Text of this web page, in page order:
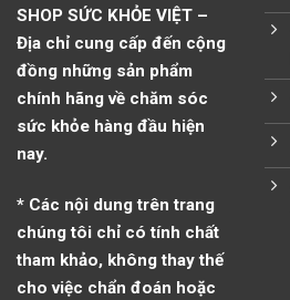
SHOP SỨC KHỎE VIỆT –
Địa chỉ cung cấp đến cộng
đồng những sản phẩm
chính hãng về chăm sóc
sức khỏe hàng đầu hiện
nay.
* Các nội dung trên trang
chúng tôi chỉ có tính chất
tham khảo, không thay thế
cho việc chẩn đoán hoặc